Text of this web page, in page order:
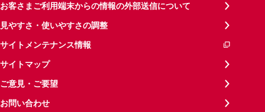
お客さまご利用端末からの情報の外部送信について
見やすさ・使いやすさの調整
サイトメンテナンス情報
サイトマップ
ご意見・ご要望
お問い合わせ